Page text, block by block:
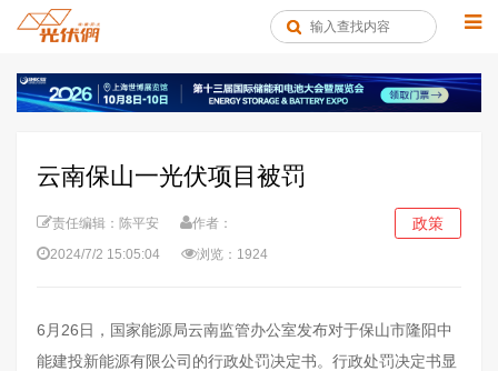
云南保山一光伏项目被罚
责任编辑：陈平安
作者：
2024/7/2 15:05:04
浏览：1924
政策
6月26日，国家能源局云南监管办公室发布对于保山市隆阳中
能建投新能源有限公司的行政处罚决定书。行政处罚决定书显